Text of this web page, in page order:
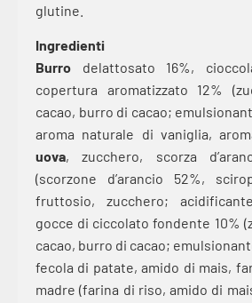
glutine.
Ingredienti
Burro delattosato 16%,
copertura aromatizzato 12%
cacao, burro di cacao;
aroma naturale di vaniglia,
uova, zucchero, scorza
(scorzone d’arancio 52%,
fruttosio, zucchero;
gocce di ciccolato fondente 10%
cacao, burro di cacao;
fecola di patate, amido di mais,
madre (farina di riso, amido di